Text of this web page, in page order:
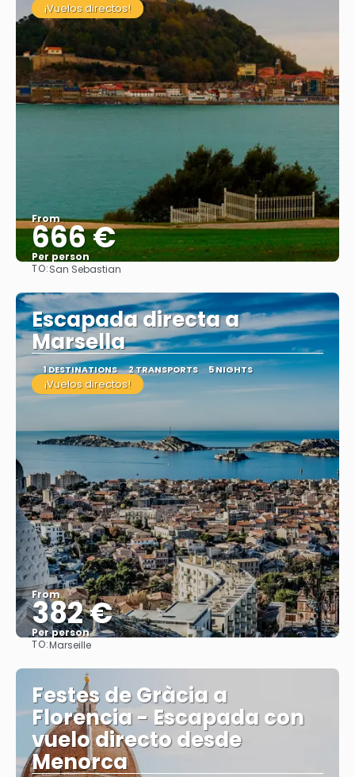
¡Vuelos directos!
From
666 €
Per person
TO:San Sebastian
Escapada directa a
Marsella
1 DESTINATIONS 2 TRANSPORTS 5 NIGHTS
¡Vuelos directos!
From
382 €
Per person
TO:Marseille
Festes de Gràcia a
Florencia - Escapada con
vuelo directo desde
Menorca